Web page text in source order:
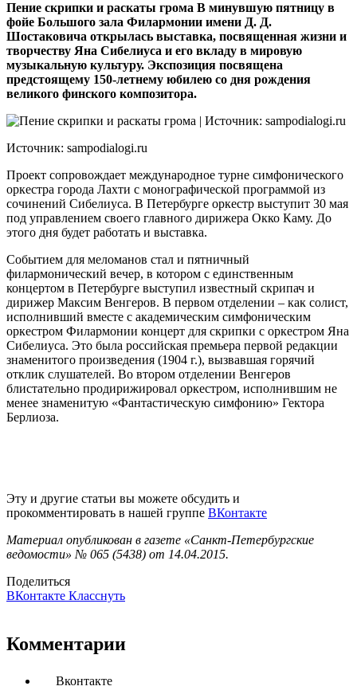
Пение скрипки и раскаты грома В минувшую пятницу в
фойе Большого зала Филармонии имени Д. Д.
Шостаковича открылась выставка, посвященная жизни и
творчеству Яна Сибелиуса и его вкладу в мировую
музыкальную культуру. Экспозиция посвящена
предстоящему 150-летнему юбилею со дня рождения
великого финского композитора.
Источник: sampodialogi.ru
Проект сопровождает международное турне симфонического
оркестра города Лахти с монографической программой из
сочинений Сибелиуса. В Петербурге оркестр выступит 30 мая
под управлением своего главного дирижера Окко Каму. До
этого дня будет работать и выставка.
Событием для меломанов стал и пятничный
филармонический вечер, в котором с единственным
концертом в Петербурге выступил известный скрипач и
дирижер Максим Венгеров. В первом отделении – как солист,
исполнивший вместе с академическим симфоническим
оркестром Филармонии концерт для скрипки с оркестром Яна
Сибелиуса. Это была российская премьера первой редакции
знаменитого произведения (1904 г.), вызвавшая горячий
отклик слушателей. Во втором отделении Венгеров
блистательно продирижировал оркестром, исполнившим не
менее знаменитую «Фантастическую симфонию» Гектора
Берлиоза.
Эту и другие статьи вы можете обсудить и
прокомментировать в нашей группе ВКонтакте
Материал опубликован в газете «Санкт-Петербургские
ведомости» № 065 (5438) от 14.04.2015.
Поделиться
ВКонтакте Класснуть
Комментарии
Вконтакте